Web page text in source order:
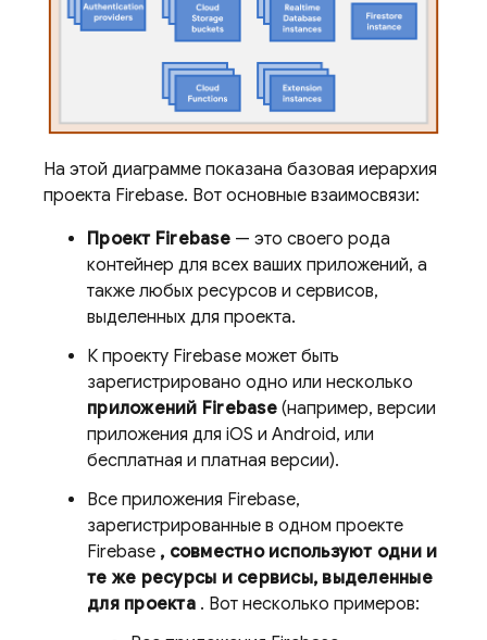
На этой диаграмме показана базовая иерархия
проекта Firebase. Вот основные взаимосвязи:
Проект Firebase— это своего рода
контейнер для всех ваших приложений, а
также любых ресурсов и сервисов,
выделенных для проекта.
К проекту Firebase может быть
зарегистрировано одно или несколько
приложений Firebase(например, версии
приложения для iOS и Android, или
бесплатная и платная версии).
Все приложения Firebase,
зарегистрированные в одном проекте
Firebase , совместно используют одни и
те же ресурсы и сервисы, выделенные
для проекта. Вот несколько примеров: